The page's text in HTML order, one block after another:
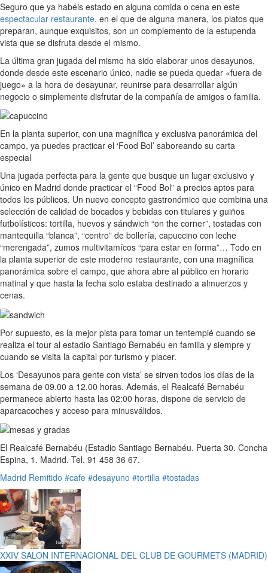
Seguro que ya habéis estado en alguna comida o cena en este
espectacular restaurante, en el que de alguna manera, los platos que
preparan, aunque exquisitos, son un complemento de la estupenda
vista que se disfruta desde el mismo.
La última gran jugada del mismo ha sido elaborar unos desayunos,
donde desde este escenario único, nadie se pueda quedar «fuera de
juego» a la hora de desayunar, reunirse para desarrollar algún
negocio o simplemente disfrutar de la compañía de amigos o familia.
En la planta superior, con una magnífica y exclusiva panorámica del
campo, ya puedes practicar el ‘Food Bol’ saboreando su carta
especial
Una jugada perfecta para la gente que busque un lugar exclusivo y
único en Madrid donde practicar el “Food Bol” a precios aptos para
todos los públicos. Un nuevo concepto gastronómico que combina una
selección de calidad de bocados y bebidas con titulares y guiños
futbolísticos: tortilla, huevos y sándwich “on the corner”, tostadas con
mantequilla “blanca”, “centro” de bollería, capuccino con leche
“merengada”, zumos multivitamícos “para estar en forma”… Todo en
la planta superior de este moderno restaurante, con una magnífica
panorámica sobre el campo, que ahora abre al público en horario
matinal y que hasta la fecha solo estaba destinado a almuerzos y
cenas.
Por supuesto, es la mejor pista para tomar un tentempié cuando se
realiza el tour al estadio Santiago Bernabéu en familia y siempre y
cuando se visita la capital por turismo y placer.
Los ‘Desayunos para gente con vista’ se sirven todos los días de la
semana de 09.00 a 12.00 horas. Además, el Realcafé Bernabéu
permanece abierto hasta las 02:00 horas, dispone de servicio de
aparcacoches y acceso para minusválidos.
El Realcafé Bernabéu (Estadio Santiago Bernabéu. Puerta 30. Concha
Espina, 1. Madrid. Tel. 91 458 36 67.
Madrid Remitido #cafe #desayuno #tortilla #tostadas
XXIV SALON INTERNACIONAL DEL CLUB DE GOURMETS (MADRID)